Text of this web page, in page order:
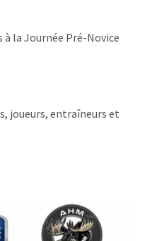
la Journée Pré-Novice
joueurs, entraîneurs et